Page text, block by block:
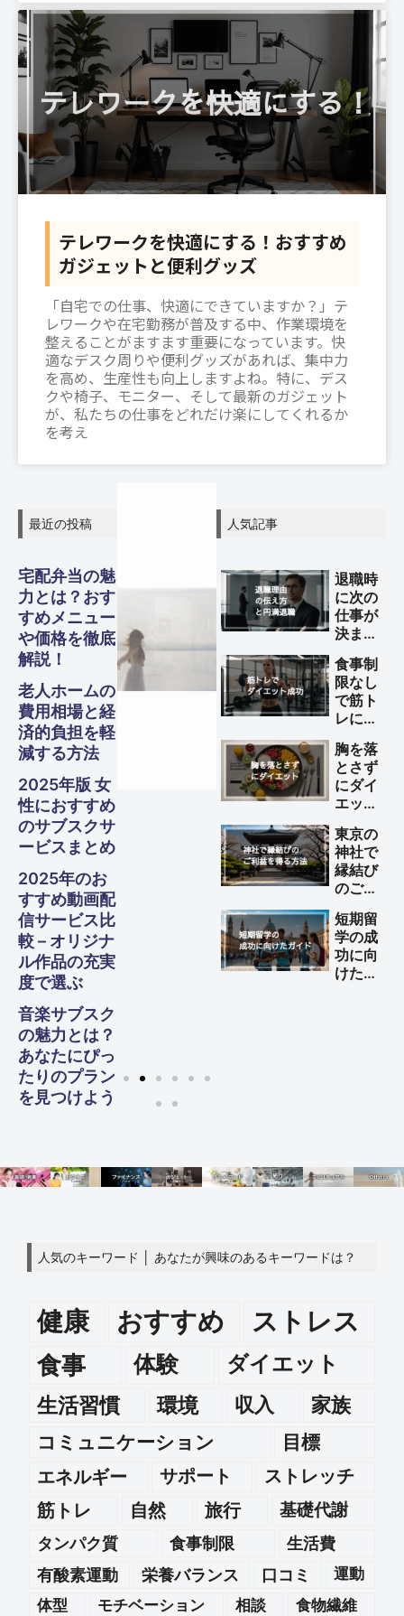
テレワークを快適にする！おすすめ
ガジェットと便利グッズ
「自宅での仕事、快適にできていますか？」テ
レワークや在宅勤務が普及する中、作業環境を
整えることがますます重要になっています。快
適なデスク周りや便利グッズがあれば、集中力
を高め、生産性も向上しますよね。特に、デス
クや椅子、モニター、そして最新のガジェット
が、私たちの仕事をどれだけ楽にしてくれるか
を考え
最近の投稿
宅配弁当の魅
力とは？おす
すめメニュー
や価格を徹底
解説！
老人ホームの
費用相場と経
済的負担を軽
減する方法
2025年版 女
性におすすめ
のサブスクサ
ービスまとめ
2025年のお
すすめ動画配
信サービス比
較 – オリジナ
ル作品の充実
度で選ぶ
音楽サブスク
の魅力とは？
あなたにぴっ
たりのプラン
を見つけよう
ガジェ
ット
Gadgets
スピリ
チュア
ル
ビジネ
ス
Business
ファイ
ナンス
Finance
グル
メ・フ
ード
旅行
美容・
健康
Beauty
Other
S
ガジェ
ット
Gadgets
スピリ
チュア
ル
ビジネ
ス
Business
ファイ
ナンス
Finance
グル
メ・フ
ード
旅行
美容・
健康
Beauty
Other
S
ガジェ
ット
Gadgets
スピリ
チュア
ル
ビジネ
ス
Business
ファイ
ナンス
Finance
グル
メ・フ
ード
旅行
美容・
健康
Beauty
Other
S
人気記事
退職時
に次の
仕事が
決まっ
い理由
の伝え
方と円
満退職
のため
のポイ
ント
食事制
限なし
で筋ト
レによ
エット
を成功
させる
方法
胸を落
とさず
にダイ
エット
法
東京の
神社で
縁結び
のご利
る方法
短期留
学の成
功に向
けた完
人気のキーワード │ あなたが興味のあるキーワードは？
健康 おすすめ ストレス
食事 体験
ダイエット
生活習慣
環境 収入 家族
コミュニケーション
目標
エネルギー
サポート
ストレッチ
筋トレ
自然 旅行 基礎代謝
タンパク質 食事制限
生活費
有酸素運動
栄養バランス 口コミ
運動
体型
モチベーション 相談 食物繊維